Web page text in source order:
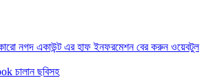
নগদ একাউন্ট এর হাফ ইনফরমেশন বের করুন ওয়েবটুল
চালান ছবিসহ